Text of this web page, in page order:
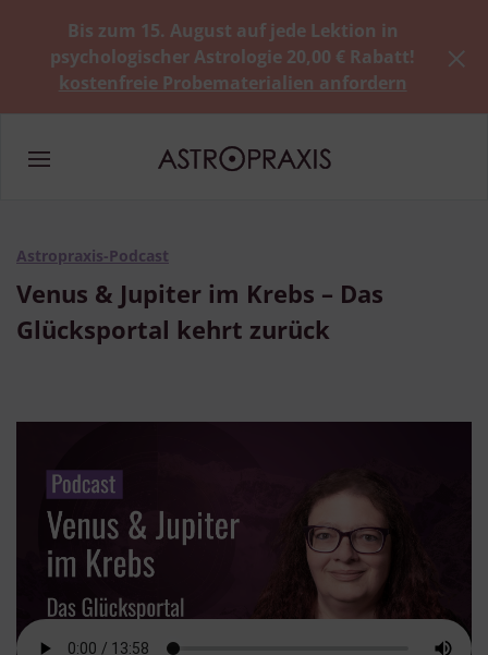
Bis zum 15. August auf jede Lektion in
psychologischer Astrologie 20,00 € Rabatt!
kostenfreie Probematerialien anfordern
Astropraxis-Podcast
Venus & Jupiter im Krebs – Das
Glücksportal kehrt zurück